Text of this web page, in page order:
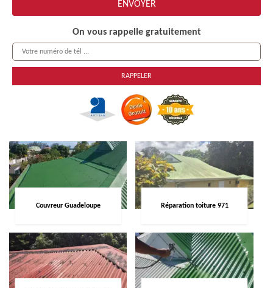
On vous rappelle gratuitement
Couvreur Guadeloupe Réparation toiture 971